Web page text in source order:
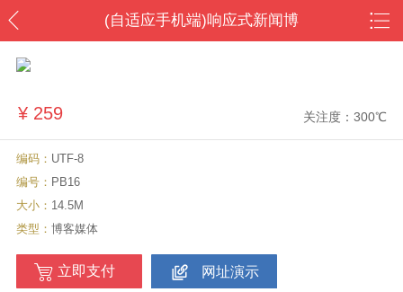
(自适应手机端)响应式新闻博
¥ 259 关注度：300℃
编码： UTF-8
编号： PB16
大小： 14.5M
类型： 博客媒体
立即支付 网址演示